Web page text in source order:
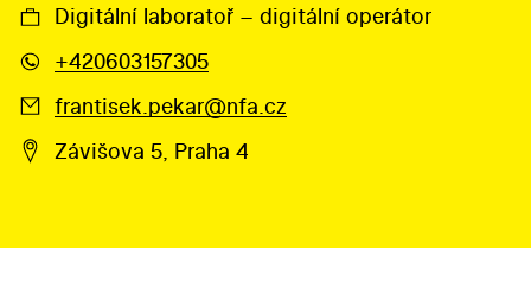
Digitální laboratoř – digitální operátor
+420603157305
frantisek.pekar@nfa.cz
Závišova 5, Praha 4